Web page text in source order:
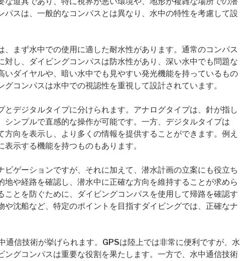
パスは、一般的なコンパスとは異なり、水中の特性を考慮して設
、まず水中での使用に適した耐水性があります。通常のコンパス
対し、ダイビングコンパスは防水性があり、深い水中でも問題な
いダイヤルや、暗い水中でも見やすい発光機能を持っているもの
コンパスは水中での視認性を重視して設計されています。
とデジタルタイプに分けられます。アナログタイプは、針が指し
シンプルで直感的な操作が可能です。一方、デジタルタイプは
方向を表示し、より多くの情報を提供することができます。例え
示する機能を持つものもあります。
ビゲーションですが、それに加えて、潜水計画の立案にも役立ち
地や経路を確認し、潜水中に正確な方向を維持することが求めら
ことを防ぐために、ダイビングコンパスを使用して帰路を確認す
や沈船など、特定のポイントを目指すダイビングでは、正確なナ
通信技術が挙げられます。GPSは陸上では非常に便利ですが、水
ングコンパスは重要な役割を果たします。一方で、水中通信技術